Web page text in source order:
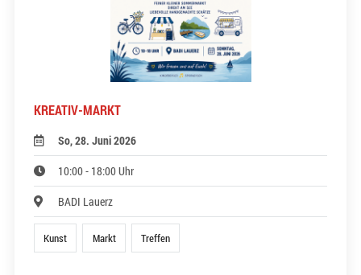
KREATIV-MARKT
So, 28. Juni 2026
10:00 - 18:00 Uhr
BADI Lauerz
Kunst Markt Treffen